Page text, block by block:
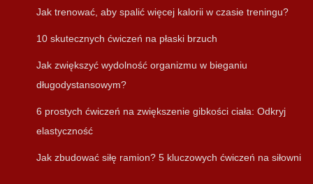
Jak trenować, aby spalić więcej kalorii w czasie treningu?
10 skutecznych ćwiczeń na płaski brzuch
Jak zwiększyć wydolność organizmu w bieganiu
długodystansowym?
6 prostych ćwiczeń na zwiększenie gibkości ciała: Odkryj
elastyczność
Jak zbudować siłę ramion? 5 kluczowych ćwiczeń na siłowni